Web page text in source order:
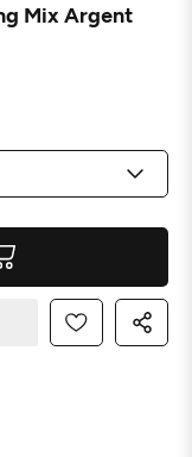
Mix Argent